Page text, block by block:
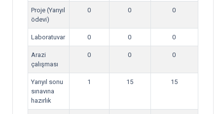
Proje (Yarıyıl
ödevi)
0 0 0
Laboratuvar 0 0 0
Arazi
çalışması
0 0 0
Yarıyıl sonu
sınavına
hazırlık
1 15 15